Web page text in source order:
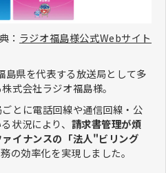
： ラジオ福島様公式Webサイト
県を代表する放送局として多
式会社ラジオ福島様。
とに電話回線や通信回線・公
状況により、 請求書管理が煩
イナンスの「法人"ビリング
の効率化を実現しました。